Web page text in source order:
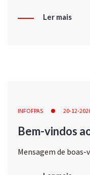
Ler mais
INFOFPAS 20-12-
Bem-vindos
Mensagem de boas-